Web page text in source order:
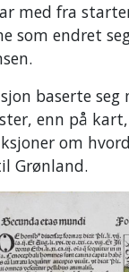
med fra
som endret
baserte seg
enn på
om
Grønland.